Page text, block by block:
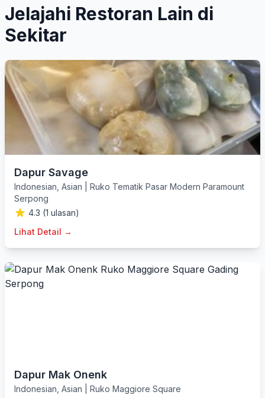
Jelajahi Restoran Lain di
Sekitar
Dapur Savage
Indonesian Asian
Ruko Tematik Pasar Modern Paramount
Serpong
4.3 (1 ulasan)
Lihat Detail →
Dapur Mak Onenk
Indonesian Asian
Ruko Maggiore Square